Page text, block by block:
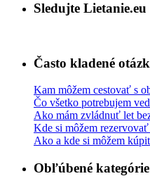
Sledujte
Často kladené
Kam môžem cestovať s
Čo všetko potrebujem
Ako mám zvládnuť let
Kde si môžem
Ako a kde si môžem
Obľúbené